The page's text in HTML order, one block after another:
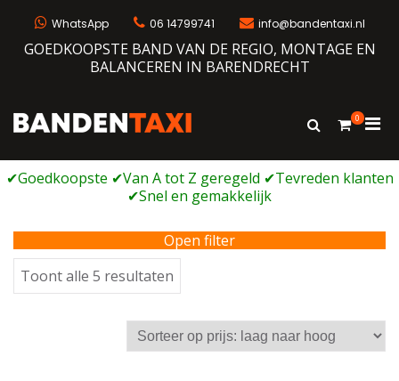
WhatsApp 06 14799741 info@bandentaxi.nl
GOEDKOOPSTE BAND VAN DE REGIO, MONTAGE EN
BALANCEREN IN BARENDRECHT
Bandengarage met eigen webshop
Toon
0
voor
Open filter
Toont alle 5 resultaten
op
prijs:
laag